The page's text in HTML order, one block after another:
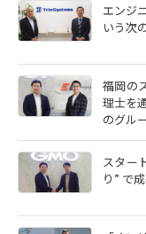
エンジ
いう次
福岡の
理士を
のグル
スター
り” で